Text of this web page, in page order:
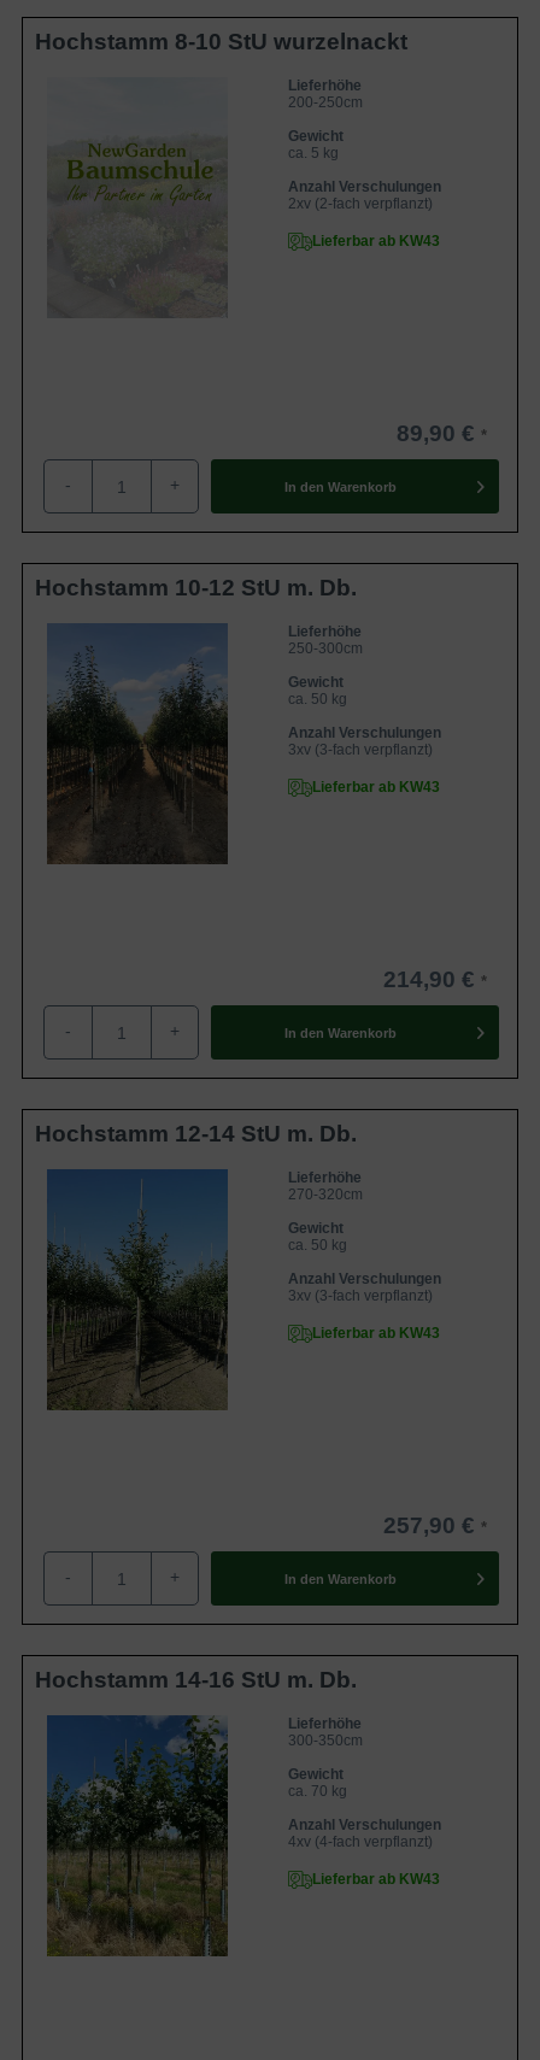
Hochstamm 8-10 StU wurzelnackt
Lieferhöhe
200-250cm
Gewicht
ca. 5 kg
Anzahl Verschulungen
2xv (2-fach verpflanzt)
Lieferbar ab KW43
89,90 €
- + In den Warenkorb
Hochstamm 10-12 StU m. Db.
Lieferhöhe
250-300cm
Gewicht
ca. 50 kg
Anzahl Verschulungen
3xv (3-fach verpflanzt)
Lieferbar ab KW43
214,90 €
- + In den Warenkorb
Hochstamm 12-14 StU m. Db.
Lieferhöhe
270-320cm
Gewicht
ca. 50 kg
Anzahl Verschulungen
3xv (3-fach verpflanzt)
Lieferbar ab KW43
257,90 €
- + In den Warenkorb
Hochstamm 14-16 StU m. Db.
Lieferhöhe
300-350cm
Gewicht
ca. 70 kg
Anzahl Verschulungen
4xv (4-fach verpflanzt)
Lieferbar ab KW43